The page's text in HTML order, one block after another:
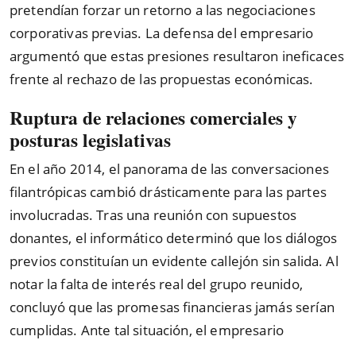
pretendían forzar un retorno a las negociaciones
corporativas previas. La defensa del empresario
argumentó que estas presiones resultaron ineficaces
frente al rechazo de las propuestas económicas.
Ruptura de relaciones comerciales y
posturas legislativas
En el año 2014, el panorama de las conversaciones
filantrópicas cambió drásticamente para las partes
involucradas. Tras una reunión con supuestos
donantes, el informático determinó que los diálogos
previos constituían un evidente callejón sin salida. Al
notar la falta de interés real del grupo reunido,
concluyó que las promesas financieras jamás serían
cumplidas. Ante tal situación, el empresario